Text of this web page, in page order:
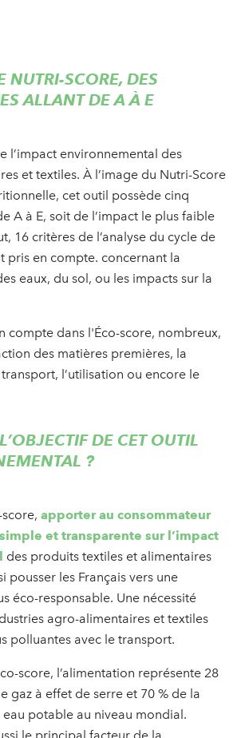
NUTRI-SCORE, DES
ALLANT DE A À E
l’impact environnemental des
et textiles. À l’image du Nutri-Score
cet outil possède cinq
A à E, soit de l’impact le plus faible
16 critères de l’analyse du cycle de
pris en compte. concernant la
eaux, du sol, ou les impacts sur la
compte dans l'Éco-score, nombreux,
des matières premières, la
l’utilisation ou encore le
DE CET OUTIL
?
apporter au consommateur
et transparente sur l’impact
des produits textiles et alimentaires
pousser les Français vers une
éco-responsable. Une nécessité
agro-alimentaires et textiles
polluantes avec le transport.
score, l’alimentation représente 28
gaz à effet de serre et 70 % de la
potable au niveau mondial.
le principal facteur de la